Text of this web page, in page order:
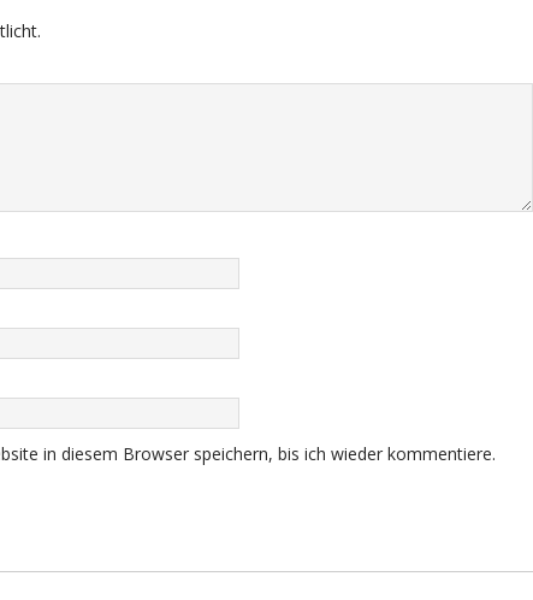
in diesem Browser speichern, bis ich wieder kommentiere.